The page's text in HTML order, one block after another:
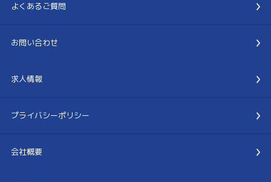
よくあるご質問
お問い合わせ
求人情報
プライバシーポリシー
会社概要